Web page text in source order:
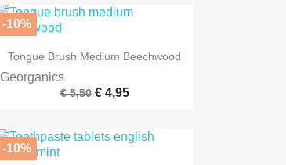
 Snel bekijken
Tongue Brush Medium Beechwood
Georganics
€ 5,50 € 4,95
-10%
-10%